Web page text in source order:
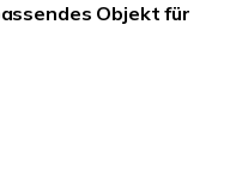
Objekt für